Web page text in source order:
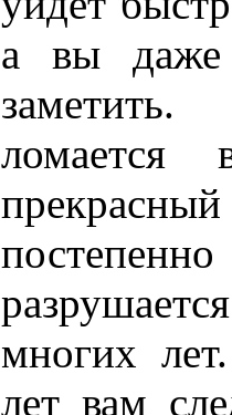
а вы даже
ломается
многих
лет вам